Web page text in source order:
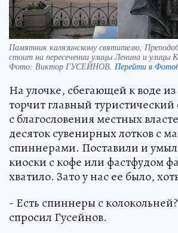
Памятник калязинскому святителю,
стоит на пересечении улицы Ленина и улицы
Фото: Виктор ГУСЕЙНОВ. Перейти в
На улочке, сбегающей к воде
торчит главный туристический
с благословения местных
десяток сувенирных лотков с
спиннерами. Поставили и
киоски с кофе или фастфудом
хватило. Зато у нас ее было,
- Есть спиннеры с
спросил Гусейнов.